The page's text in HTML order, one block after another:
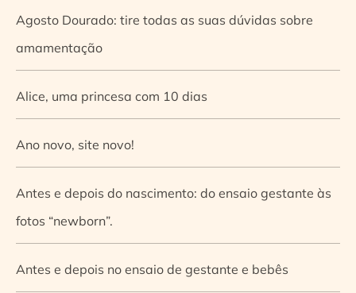
Agosto Dourado: tire todas as suas dúvidas sobre
amamentação
Alice, uma princesa com 10 dias
Ano novo, site novo!
Antes e depois do nascimento: do ensaio gestante às
fotos “newborn”.
Antes e depois no ensaio de gestante e bebês